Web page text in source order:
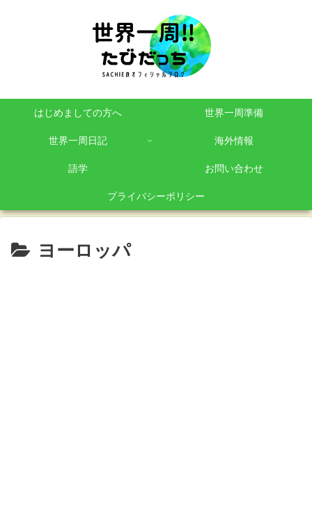
はじめましての方へ 世界一周準備
世界一周日記 海外情報
語学 お問い合わせ
プライバシーポリシー
ヨーロッパ